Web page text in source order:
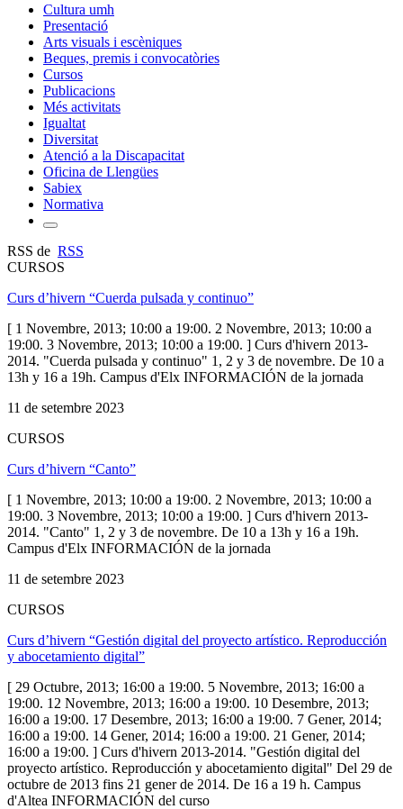
Cultura umh
Presentació
Arts visuals i escèniques
Beques, premis i convocatòries
Cursos
Publicacions
Més activitats
Igualtat
Diversitat
Atenció a la Discapacitat
Oficina de Llengües
Sabiex
Normativa
RSS de RSS
CURSOS
Curs d’hivern “Cuerda pulsada y continuo”
[ 1 Novembre, 2013; 10:00 a 19:00. 2 Novembre, 2013; 10:00 a
19:00. 3 Novembre, 2013; 10:00 a 19:00. ] Curs d'hivern 2013-
2014. "Cuerda pulsada y continuo" 1, 2 y 3 de novembre. De 10 a
13h y 16 a 19h. Campus d'Elx INFORMACIÓN de la jornada
11 de setembre 2023
CURSOS
Curs d’hivern “Canto”
[ 1 Novembre, 2013; 10:00 a 19:00. 2 Novembre, 2013; 10:00 a
19:00. 3 Novembre, 2013; 10:00 a 19:00. ] Curs d'hivern 2013-
2014. "Canto" 1, 2 y 3 de novembre. De 10 a 13h y 16 a 19h.
Campus d'Elx INFORMACIÓN de la jornada
11 de setembre 2023
CURSOS
Curs d’hivern “Gestión digital del proyecto artístico. Reproducción
y abocetamiento digital”
[ 29 Octubre, 2013; 16:00 a 19:00. 5 Novembre, 2013; 16:00 a
19:00. 12 Novembre, 2013; 16:00 a 19:00. 10 Desembre, 2013;
16:00 a 19:00. 17 Desembre, 2013; 16:00 a 19:00. 7 Gener, 2014;
16:00 a 19:00. 14 Gener, 2014; 16:00 a 19:00. 21 Gener, 2014;
16:00 a 19:00. ] Curs d'hivern 2013-2014. "Gestión digital del
proyecto artístico. Reproducción y abocetamiento digital" Del 29 de
octubre de 2013 fins 21 gener de 2014. De 16 a 19 h. Campus
d'Altea INFORMACIÓN del curso